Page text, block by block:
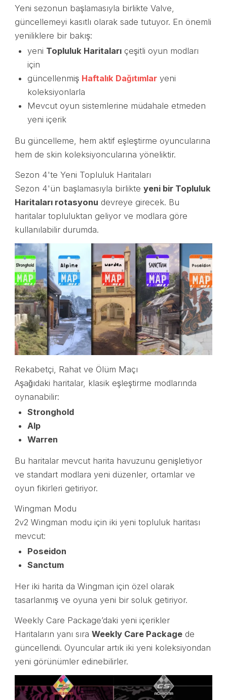
Yeni sezonun başlamasıyla birlikte Valve,
güncellemeyi kasıtlı olarak sade tutuyor. En önemli
yeniliklere bir bakış:
yeni Topluluk Haritalarıçeşitli oyun modları
için
güncellenmiş Haftalık Dağıtımlaryeni
koleksiyonlarla
Mevcut oyun sistemlerine müdahale etmeden
yeni içerik
Bu güncelleme, hem aktif eşleştirme oyuncularına
hem de skin koleksiyoncularına yöneliktir.
Sezon 4'te Yeni Topluluk Haritaları
Sezon 4'ün başlamasıyla birlikte yeni bir Topluluk
Haritaları rotasyonu devreye girecek. Bu
haritalar topluluktan geliyor ve modlara göre
kullanılabilir durumda.
Rekabetçi, Rahat ve Ölüm Maçı
Aşağıdaki haritalar, klasik eşleştirme modlarında
oynanabilir:
Stronghold
Alp
Warren
Bu haritalar mevcut harita havuzunu genişletiyor
ve standart modlara yeni düzenler, ortamlar ve
oyun fikirleri getiriyor.
Wingman Modu
2v2 Wingman modu için iki yeni topluluk haritası
mevcut:
Poseidon
Sanctum
Her iki harita da Wingman için özel olarak
tasarlanmış ve oyuna yeni bir soluk getiriyor.
Weekly Care Package’daki yeni içerikler
Haritaların yanı sıra Weekly Care Packagede
güncellendi. Oyuncular artık iki yeni koleksiyondan
yeni görünümler edinebilirler.